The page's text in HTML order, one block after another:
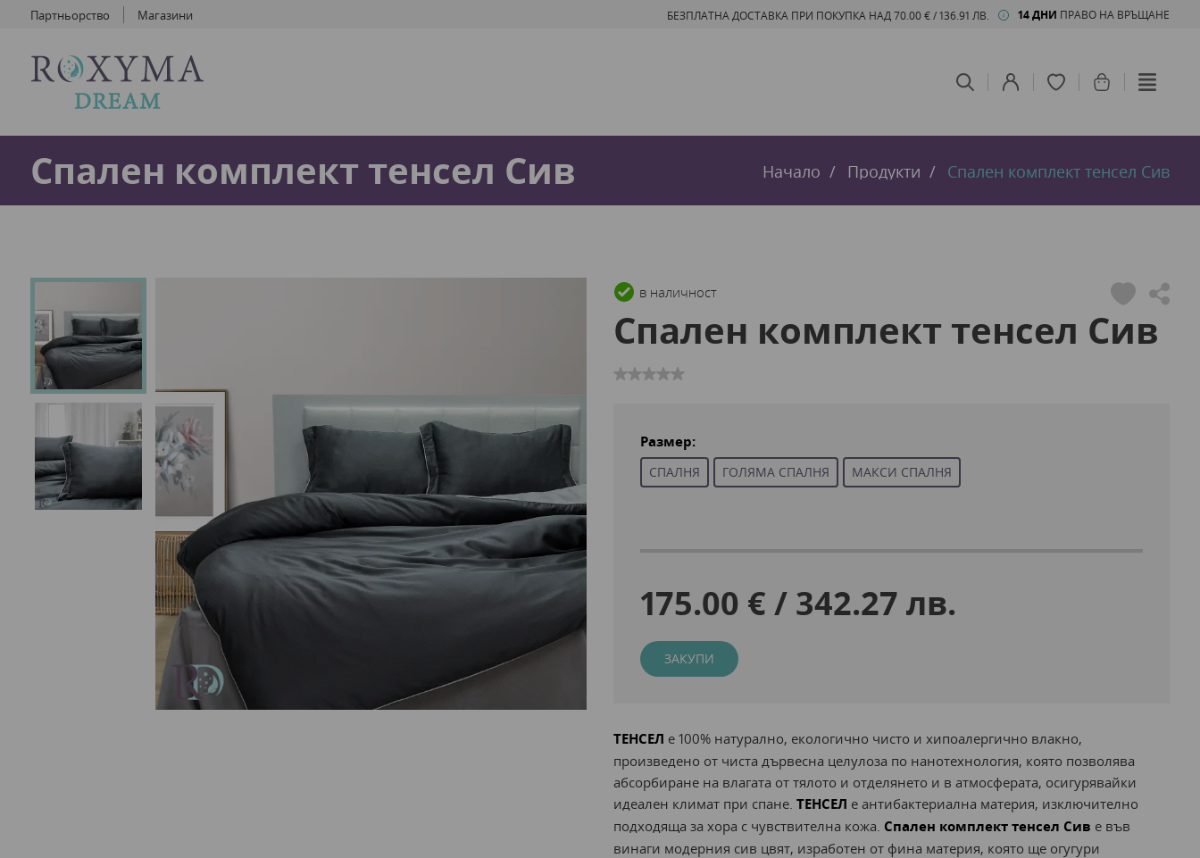
Партньорство Магазини БЕЗПЛАТНА ДОСТАВКА ПРИ ПОКУПКА НАД 70.00 € / 136.91 ЛВ. 14 ДНИ ПРАВО НА ВРЪЩАНЕ
Спален комплект тенсел Сив Начало Продукти Спален комплект тенсел Сив
в наличност
Спален комплект тенсел Сив
Размер:
СПАЛНЯ ГОЛЯМА СПАЛНЯ МАКСИ СПАЛНЯ
175.00 € / 342.27 лв.
ЗАКУПИ
ТЕНСЕЛ е 100% натурално, екологично чисто и хипоалергично влакно,
произведено от чиста дървесна целулоза по нанотехнология, която позволява
абсорбиране на влагата от тялото и отделянето и в атмосферата, осигурявайки
идеален климат при спане. ТЕНСЕЛ е антибактериална материя, изключително
подходяща за хора с чувствителна кожа. Спален комплект тенсел Сив е във
винаги модерния сив цвят, изработен от фина материя, която ще огугури